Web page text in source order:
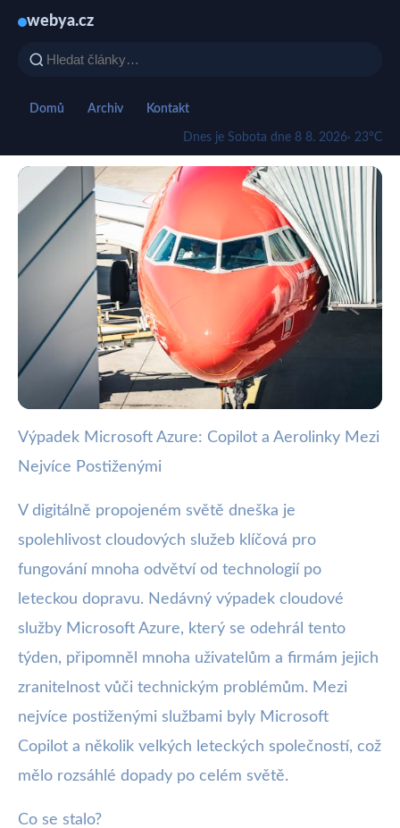
webya.cz
Domů Archiv Kontakt
Dnes je Sobota dne 8 8. 2026· 23°C
webya.cz
Výpadek Microsoft Azure: Chaos
u Copilotu a Aerolinek
· 3 min čtení · Autor: Kristián Valenta
Výpadek Microsoft Azure: Copilot a Aerolinky Mezi
Nejvíce Postiženými
V digitálně propojeném světě dneška je
spolehlivost cloudových služeb klíčová pro
fungování mnoha odvětví od technologií po
leteckou dopravu. Nedávný výpadek cloudové
služby Microsoft Azure, který se odehrál tento
týden, připomněl mnoha uživatelům a firmám jejich
zranitelnost vůči technickým problémům. Mezi
nejvíce postiženými službami byly Microsoft
Copilot a několik velkých leteckých společností, což
mělo rozsáhlé dopady po celém světě.
Co se stalo?